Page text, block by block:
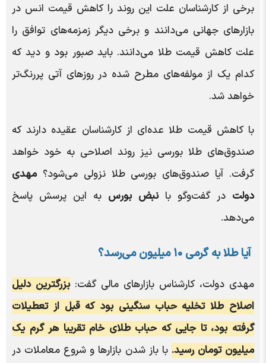
برخی از کارشناسان علت این روند را کاهش قیمت انس در
بازار‌های جهانی می‌دانند و برخی دیگر زمزمه‌های توافق را
علت کاهش قیمت طلا می‌دانند. باید صبور بود و دید که
کدام یک از مولفه‌های مطرح شده در روز‌های آتی پررنگ‌تر
خواهد شد.
با کاهش قیمت طلا عده‌ای از کارشناسان عقیده دارند که
صندوق‌های طلا بورسی نیز روند اصلاحی به خود خواهد
گرفت. آیا صندوق‌های بورسی طلا نزولی می‌شود؟مهدی
دولت در گفت‌و‌گو بانبض بورس به این پرسش پاسخ
می‌دهد.
آیا طلا به گرمی ۱۰ میلیون می‌رسد؟
مهدی دولت، کارشناس بازارهای مالی گفت:بزرگترین دلیل
اصلاح طلا تخلیه حباب سنگینی بود که قبل از تعطیلات
گرفته بود، تا جایی که حباب طلای خام تقریبا هر گرم یک
میلیون تومان رسید. با باز شدن بازارها و شروع معاملات در